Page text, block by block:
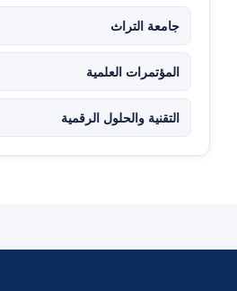
جامعة التراث
المؤتمرات العلمية
التقنية والحلول الرقمية